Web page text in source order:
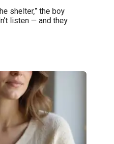
shelter,” the boy
listen — and they